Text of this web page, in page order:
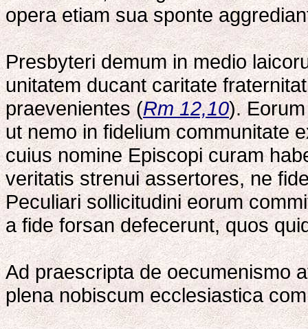
opera etiam sua sponte
Presbyteri demum in medio
unitatem ducant caritate
praevenientes (Rm 12,10).
ut nemo in fidelium communitate
cuius nomine Episcopi curam
veritatis strenui assertores, ne
Peculiari sollicitudini eorum
a fide forsan defecerunt, quos
Ad praescripta de oecumenismo
plena nobiscum ecclesiastica